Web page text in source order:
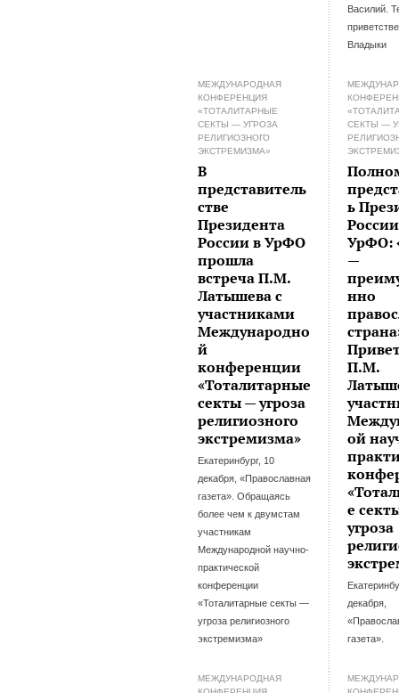
Василий.
Владыки
МЕЖДУНАРОДНАЯ
КОНФЕРЕНЦИЯ
«ТОТАЛИТАРНЫЕ
СЕКТЫ — УГРОЗА
РЕЛИГИОЗНОГО
ЭКСТРЕМИЗМА»
В
представитель
стве
Президента
России в УрФО
прошла
встреча П.М.
Латышева с
участниками
Международно
й
конференции
«Тоталитарные
секты — угроза
религиозного
экстремизма»
Екатеринбург, 10
декабря, «Православная
газета». Обращаясь
более чем к двумстам
участникам
Международной научно-
практической
конференции
«Тоталитарные секты —
угроза религиозного
экстремизма»
СЕКТЫ —
ь
УрФО:
—
нно
П.М.
ой
е
угроза
декабря,
газета».
МЕЖДУНАРОДНАЯ